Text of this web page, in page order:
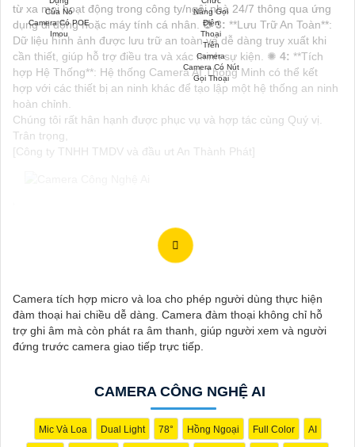
Camera Có POE
Imou
Camera Có Nút
Gọi Thoại
từ xa mọi hoạt động trong công ty/ngôi nhà 24/7 thông qua ứng
dụng di động hoặc máy tính cá nhân. ✪3: **Lưu Trữ An Toàn**:
Dữ liệu hình ảnh được lưu trữ an toàn và dễ dàng truy xuất khi
cần thiết, giúp hỗ trợ điều tra và xác minh sự kiện. ✺ 4: **Tích
hợp Hệ Thống**: Hệ thống Camera AI Thông Minh có thể kết
hợp với các thiết bị an ninh khác để tạo lập một hệ thống an ninh
hoàn chỉnh.
Chúng tôi rất hân hạnh được phục vụ và hợp tác cùng Quý vị.
Trân trọng,
[Công ty TNHH TMDV và đầu ưt An Thành Phát]
Camera tích hợp micro và loa cho phép người dùng thực hiện
đàm thoại hai chiều dễ dàng. Camera đàm thoại không chỉ hỗ
trợ ghi âm mà còn phát ra âm thanh, giúp người xem và người
đứng trước camera giao tiếp trực tiếp.
CAMERA CÔNG NGHỆ AI
Mic Và Loa Dual Light 78° Hồng Ngoại Full Color AI